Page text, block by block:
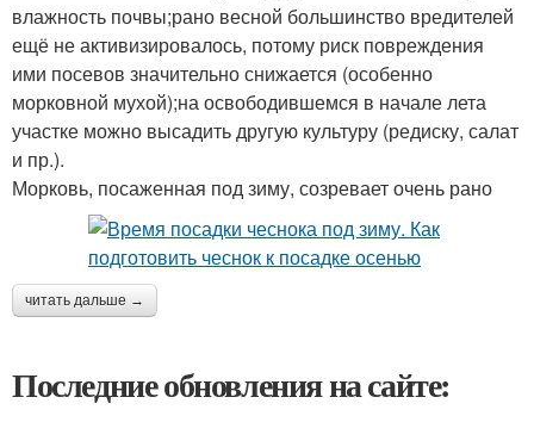
влажность почвы;рано весной большинство вредителей
ещё не активизировалось, потому риск повреждения
ими посевов значительно снижается (особенно
морковной мухой);на освободившемся в начале лета
участке можно высадить другую культуру (редиску, салат
и пр.).
Морковь, посаженная под зиму, созревает очень рано
читать дальше →
Последние обновления на сайте: